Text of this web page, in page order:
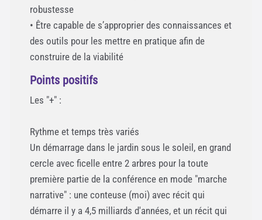
robustesse
• Être capable de s’approprier des connaissances et
des outils pour les mettre en pratique afin de
construire de la viabilité
Points positifs
Les "+" :
Rythme et temps très variés
Un démarrage dans le jardin sous le soleil, en grand
cercle avec ficelle entre 2 arbres pour la toute
première partie de la conférence en mode "marche
narrative" : une conteuse (moi) avec récit qui
démarre il y a 4,5 milliards d'années, et un récit qui